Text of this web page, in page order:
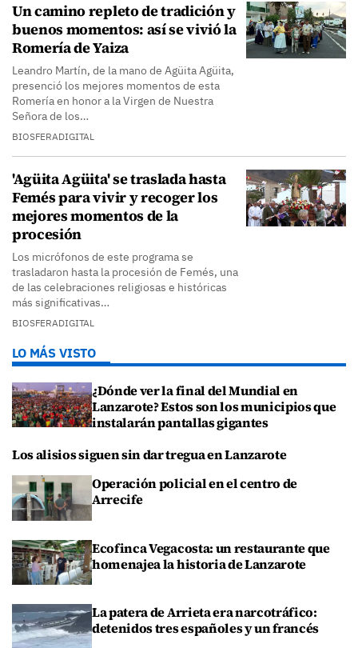
Un camino repleto de tradición y
buenos momentos: así se vivió la
Romería de Yaiza
Leandro Martín, de la mano de Agüita Agüita,
presenció los mejores momentos de esta
Romería en honor a la Virgen de Nuestra
Señora de los…
BIOSFERADIGITAL
'Agüita Agüita' se traslada hasta
Femés para vivir y recoger los
mejores momentos de la
procesión
Los micrófonos de este programa se
trasladaron hasta la procesión de Femés, una
de las celebraciones religiosas e históricas
más significativas…
BIOSFERADIGITAL
LO MÁS VISTO
¿Dónde ver la final del Mundial en
Lanzarote? Estos son los municipios que
instalarán pantallas gigantes
Los alisios siguen sin dar tregua en Lanzarote
Operación policial en el centro de
Arrecife
Ecofinca Vegacosta: un restaurante que
homenajea la historia de Lanzarote
La patera de Arrieta era narcotráfico:
detenidos tres españoles y un francés